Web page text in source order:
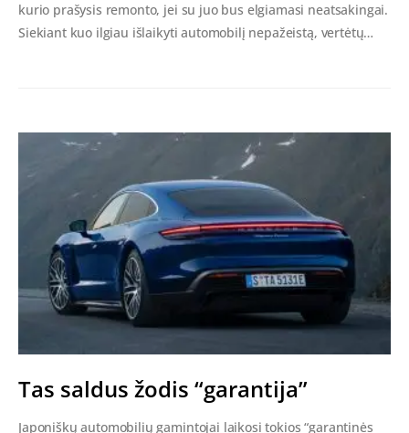
kurio prašysis remonto, jei su juo bus elgiamasi neatsakingai.
Siekiant kuo ilgiau išlaikyti automobilį nepažeistą, vertėtų…
Tas saldus žodis “garantija”
Japoniškų automobilių gamintojai laikosi tokios “garantinės